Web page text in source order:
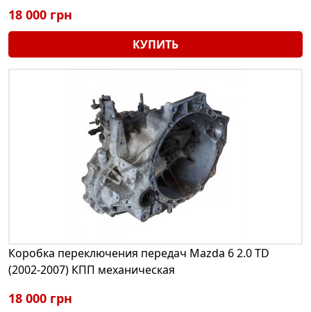
18 000 грн
КУПИТЬ
Коробка переключения передач Mazda 6 2.0 TD
(2002-2007) КПП механическая
18 000 грн